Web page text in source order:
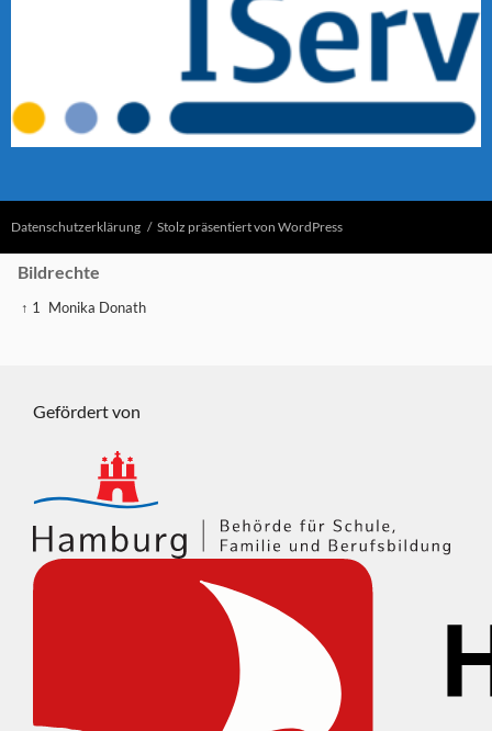
Datenschutzerklärung Stolz präsentiert von WordPress
Bildrechte
↑ 1 Monika Donath
Gefördert von